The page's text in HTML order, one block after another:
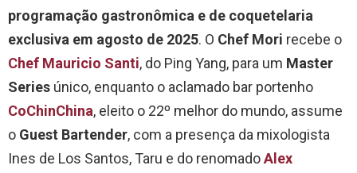
programação gastronômica e de coquetelaria
exclusiva em agosto de 2025. O Chef Mori recebe o
Chef Mauricio Santi, do Ping Yang, para um Master
Series único, enquanto o aclamado bar portenho
CoChinChina, eleito o 22º melhor do mundo, assume
o Guest Bartender, com a presença da mixologista
Ines de Los Santos, Taru e do renomadoAlex